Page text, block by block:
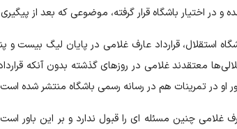
و در اختیار باشگاه قرار گرفته، موضوعی که بعد از
استقلال، قرارداد عارف غلامی در پایان لیگ بیست و
معتقدند غلامی در روزهای گذشته بدون آنکه
او در تمرینات هم در رسانه رسمی باشگاه منتشر شده
غلامی چنین مسئله ای را قبول ندارد و بر این باور